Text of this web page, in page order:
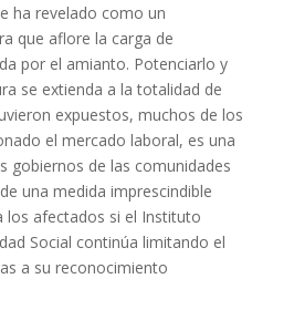
ha revelado como un
que aflore la carga de
por el amianto. Potenciarlo y
se extienda a la totalidad de
expuestos, muchos de los
el mercado laboral, es una
gobiernos de las comunidades
una medida imprescindible
los afectados si el Instituto
Social continúa limitando el
a su reconocimiento